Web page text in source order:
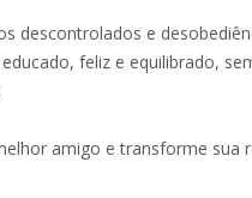
descontrolados e
feliz e equilibrado,
amigo e transforme sua